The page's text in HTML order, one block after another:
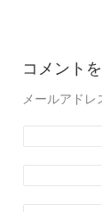
コメント
メールアドレ